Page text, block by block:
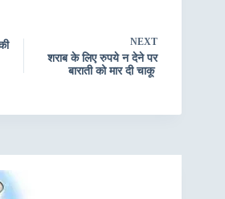
NEXT
शराब के लिए रुपये न देने पर
बाराती को मार दी चाकू